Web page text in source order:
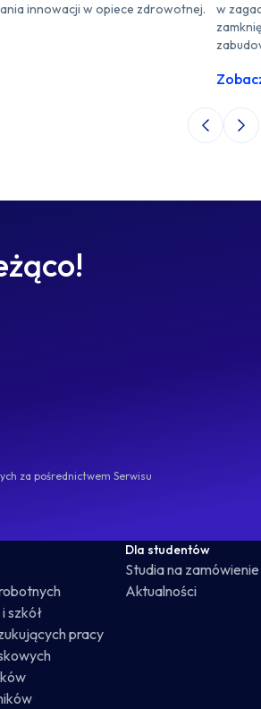
innowacji w opiece zdrowotnej.
w
Poprzedni
za pośrednictwem Serwisu
szkół
pracy
Dla studentów
Studia na zamówienie
Aktualności